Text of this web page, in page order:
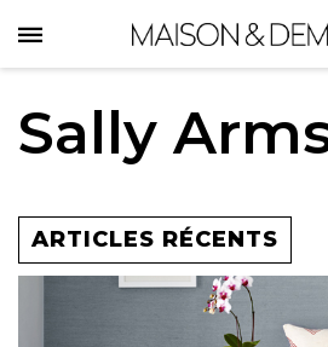
to
main
content
Sally
ARTICLES RÉCENTS